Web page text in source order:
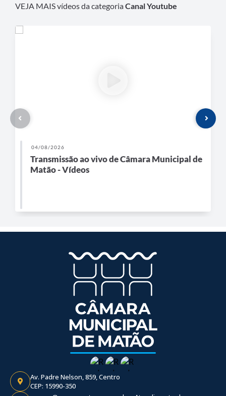
VEJA MAIS vídeos da categoriaCanal Youtube
04/08/2026
Transmissão ao vivo de Câmara Municipal de
Matão - Vídeos
Av. Padre Nelson, 859, Centro
CEP: 15990-350